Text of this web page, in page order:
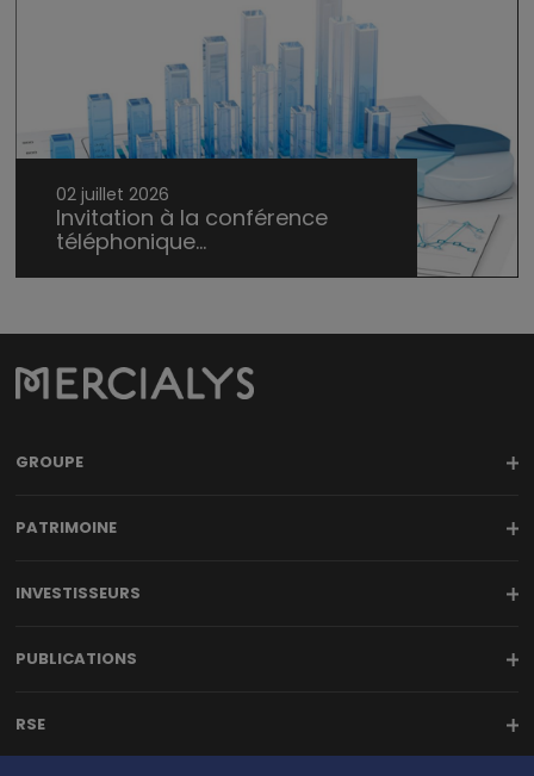
02 juillet 2026
Invitation à la conférence
téléphonique...
GROUPE
PATRIMOINE
INVESTISSEURS
PUBLICATIONS
RSE